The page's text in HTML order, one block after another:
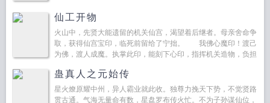
仙工开物
火山中，先贤大能遗留的机关仙宫，渴望着后继者。母亲舍命争
取，获得仙宫宝印，临死前留给了宁拙。 我佛心魔印！渡己
为佛，渡人成魔。执掌此印，能刻下心印，指挥机关造物，负担
蛊真人之元始传
星火燎原耀中州，异人霸业就此收。独尊力挽天下势，不觉贤路
贯古通。气海无量命有数，星盘罗布传火忙。不为子孙谋仙位，